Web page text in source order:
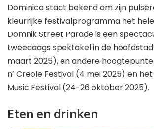
Dominica staat bekend om zijn
kleurrijke festivalprogramma het
Domnik Street Parade is een
tweedaags spektakel in de
maart 2025), en andere
n’ Creole Festival (4 mei 2025) en
Music Festival (24-26 oktober 2025).
Eten en drinken